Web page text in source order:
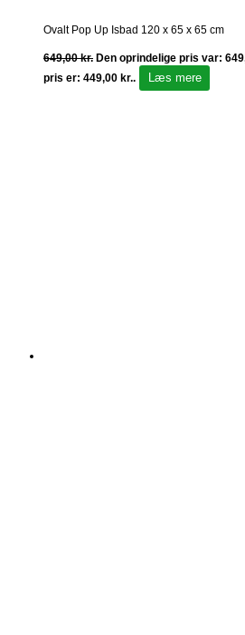
Ovalt Pop Up Isbad 120 x 65 x 65 cm
649,00kr. Den oprindelige pris var:
pris er: 449,00 kr..
Læs mere